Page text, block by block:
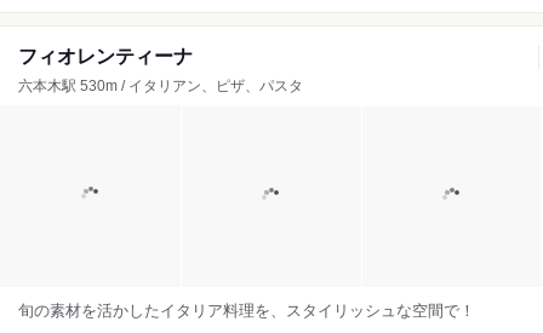
フィオレンティーナ
六本木駅 530m / イタリアン、ピザ、パスタ
旬の素材を活かしたイタリア料理を、スタイリッシュな空間で！